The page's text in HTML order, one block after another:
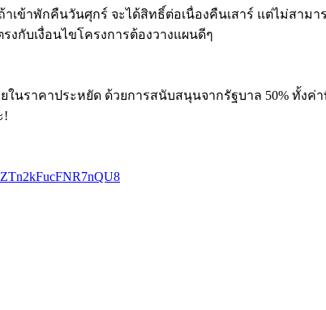
เข้าพักคืนวันศุกร์ จะได้สิทธิ์ต่อเนื่องคืนเสาร์ แต่ไม่สามา
งกับเงื่อนไขโครงการต้องวางแผนดีๆ
ในราคาประหยัด ด้วยการสนับสนุนจากรัฐบาล 50% ทั้ง
!